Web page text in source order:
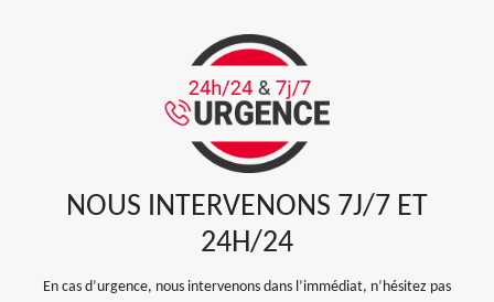
NOUS INTERVENONS 7J/7 ET
24H/24
En cas d’urgence, nous intervenons dans l’immédiat, n’hésitez pas